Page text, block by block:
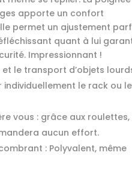
apporte un confort
permet un ajustement
quant à lui
Impressionnant !
le transport d’objets
le rack ou le
vous : grâce aux roulettes,
aucun effort.
: Polyvalent, même